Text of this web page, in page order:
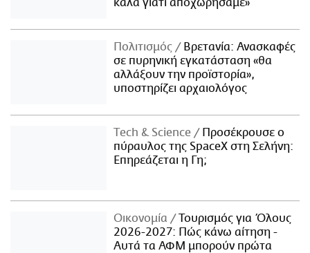
καλά γιατί αποχωρήσαμε»
Πολιτισμός
Βρετανία: Ανασκαφές
σε πυρηνική εγκατάσταση «θα
αλλάξουν την προϊστορία»,
υποστηρίζει αρχαιολόγος
Τech & Science
Προσέκρουσε ο
πύραυλος της SpaceX στη Σελήνη:
Επηρεάζεται η Γη;
Οικονομία
Τουρισμός για Όλους
2026-2027: Πώς κάνω αίτηση -
Αυτά τα ΑΦΜ μπορούν πρώτα